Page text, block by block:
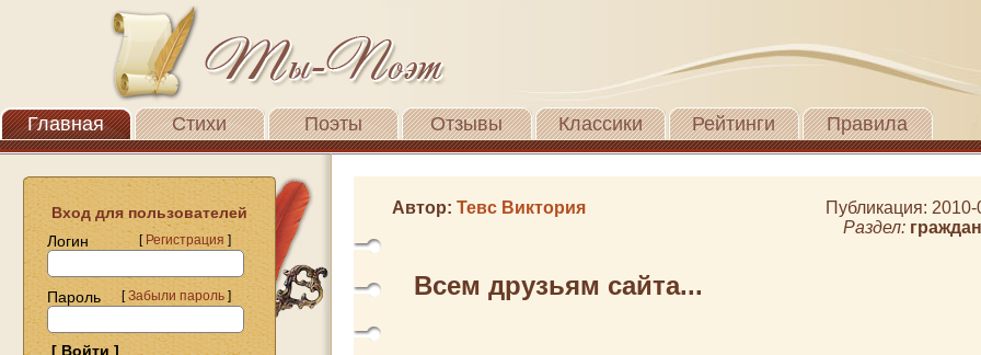
Главная Стихи Поэты Отзывы Классики Рейтинги Правила
Вход для пользователей
Логин
[Регистрация]
Пароль [Забыли пароль]
Автор: Тевс Виктория
Публикация:
Раздел:
Всем друзьям сайта...